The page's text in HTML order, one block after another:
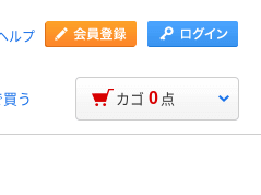
ルプ
う カゴ 0 点